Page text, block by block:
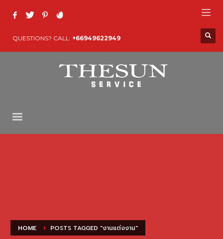
QUESTIONS? CALL: +66949622949
HOME POSTS TAGGED "งานแต่งงาน"